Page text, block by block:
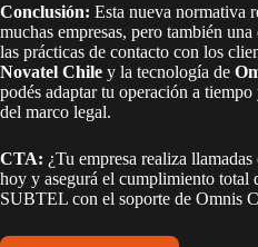
Conclusión: Esta nueva normativa
muchas empresas, pero también
las prácticas de contacto con los
Novatel Chile y la tecnología de
podés adaptar tu operación a
del marco legal.
CTA: ¿Tu empresa realiza
hoy y asegurá el cumplimiento total
SUBTEL con el soporte de Omnis